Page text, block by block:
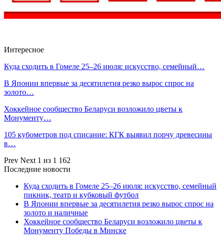
Интересное
Куда сходить в Гомеле 25–26 июля: искусство, семейный…
В Японии впервые за десятилетия резко вырос спрос на
золото…
Хоккейное сообщество Беларуси возложило цветы к
Монументу…
105 кубометров под списание: КГК выявил порчу древесины
в…
Prev Next 1 из 1 162
Последние новости
Куда сходить в Гомеле 25–26 июля: искусство, семейный
пикник, театр и кубковый футбол
В Японии впервые за десятилетия резко вырос спрос на
золото и наличные
Хоккейное сообщество Беларуси возложило цветы к
Монументу Победы в Минске